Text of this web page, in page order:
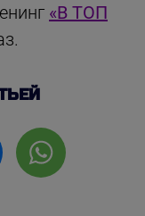
«В ТОП